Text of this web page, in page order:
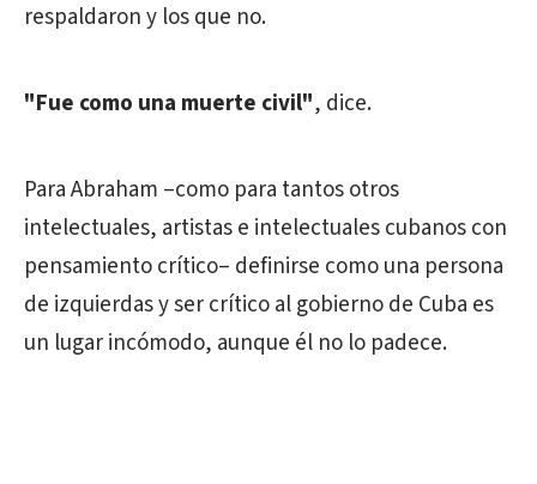
respaldaron y los que no.
"Fue como una muerte civil", dice.
Para Abraham –como para tantos otros
intelectuales, artistas e intelectuales cubanos con
pensamiento crítico– definirse como una persona
de izquierdas y ser crítico al gobierno de Cuba es
un lugar incómodo, aunque él no lo padece.